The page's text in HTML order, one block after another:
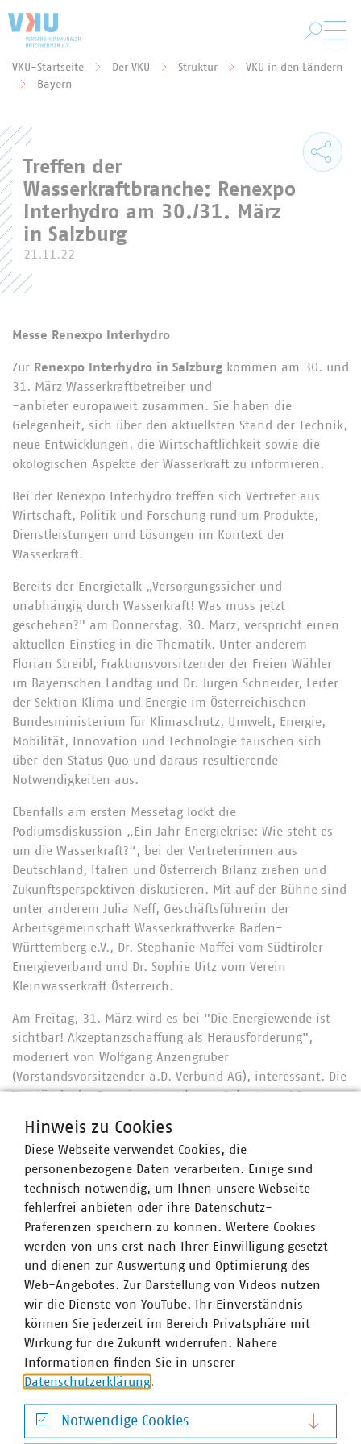
Sie befinden sich hier:
VKU-Startseite Der VKU Struktur
VKU in den Ländern
Bayern
Treffen der
Wasserkraftbranche: Renexpo
Interhydro am 30./31. März
in Salzburg
21.11.22
Messe Renexpo Interhydro
Zur Renexpo Interhydro in Salzburg kommen am 30. und
31. März Wasserkraftbetreiber und
-anbieter europaweit zusammen. Sie haben die
Gelegenheit, sich über den aktuellsten Stand der Technik,
neue Entwicklungen, die Wirtschaftlichkeit sowie die
ökologischen Aspekte der Wasserkraft zu informieren.
Bei der Renexpo Interhydro treffen sich Vertreter aus
Wirtschaft, Politik und Forschung rund um Produkte,
Dienstleistungen und Lösungen im Kontext der
Wasserkraft.
Bereits der Energietalk „Versorgungssicher und
unabhängig durch Wasserkraft! Was muss jetzt
geschehen?" am Donnerstag, 30. März, verspricht einen
aktuellen Einstieg in die Thematik. Unter anderem
Florian Streibl, Fraktionsvorsitzender der Freien Wähler
im Bayerischen Landtag und Dr. Jürgen Schneider, Leiter
der Sektion Klima und Energie im Österreichischen
Bundesministerium für Klimaschutz, Umwelt, Energie,
Mobilität, Innovation und Technologie tauschen sich
über den Status Quo und daraus resultierende
Notwendigkeiten aus.
Ebenfalls am ersten Messetag lockt die
Podiumsdiskussion „Ein Jahr Energiekrise: Wie steht es
um die Wasserkraft?“, bei der Vertreterinnen aus
Deutschland, Italien und Österreich Bilanz ziehen und
Zukunftsperspektiven diskutieren. Mit auf der Bühne sind
unter anderem Julia Neff, Geschäftsführerin der
Arbeitsgemeinschaft Wasserkraftwerke Baden-
Württemberg e.V., Dr. Stephanie Maffei vom Südtiroler
Energieverband und Dr. Sophie Uitz vom Verein
Kleinwasserkraft Österreich.
Am Freitag, 31. März wird es bei "Die Energiewende ist
sichtbar! Akzeptanzschaffung als Herausforderung",
moderiert von Wolfgang Anzengruber
(Vorstandsvorsitzender a.D. Verbund AG), interessant. Die
Vorstände der Energieunternehmen Oekostrom AG,
sich gemeinsam mit der Umweltschutzorganisation
Global 2000 auf der Bühne ein.
Planer & Betreibertag
Verein Kleinwasserkraft Österreich und dem Land Salzburg
Planer & Betreibertag zum Thema „Förderung
realisiert. Neben den Fördermöglichkeiten
in unserem Nachbarland erhalten Sie auch aktuelle
Fördermöglichkeiten im Freistaat Bayern.
European Renewable Energies Federation
Renewable Energies Federation (EREF) im Rahmen von
„HYPOSO“ (Hydropower Solutions) am 30. März einen
Hinweis zu Cookies
Diese Webseite verwendet Cookies, die
personenbezogene Daten verarbeiten. Einige sind
technisch notwendig, um Ihnen unsere Webseite
fehlerfrei anbieten oder ihre Datenschutz-
Präferenzen speichern zu können. Weitere Cookies
werden von uns erst nach Ihrer Einwilligung gesetzt
und dienen zur Auswertung und Optimierung des
Web-Angebotes. Zur Darstellung von Videos nutzen
wir die Dienste von YouTube. Ihr Einverständnis
können Sie jederzeit im Bereich Privatsphäre mit
Wirkung für die Zukunft widerrufen. Nähere
Informationen finden Sie in unserer
Datenschutzerklärung
Notwendige Cookies